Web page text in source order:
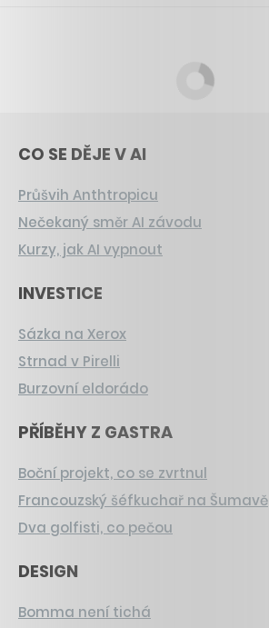
CO SE DĚJE V AI
Průšvih Anthtropicu
Nečekaný směr AI závodu
Kurzy, jak AI vypnout
INVESTICE
Sázka na Xerox
Strnad v Pirelli
Burzovní eldorádo
PŘÍBĚHY Z GASTRA
Boční projekt, co se zvrtnul
Francouzský šéfkuchař na Šumavě
Dva golfisti, co pečou
DESIGN
Bomma není tichá